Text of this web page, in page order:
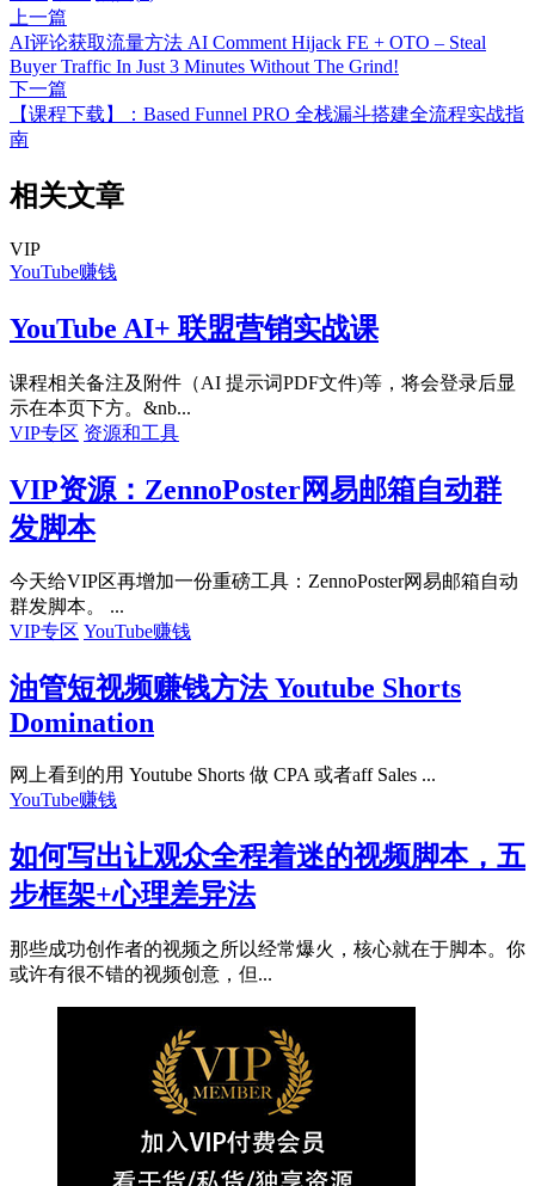
上一篇
AI评论获取流量方法 AI Comment Hijack FE + OTO – Steal
Buyer Traffic In Just 3 Minutes Without The Grind!
下一篇
【课程下载】：Based Funnel PRO 全栈漏斗搭建全流程实战指
南
相关文章
VIP
YouTube赚钱
YouTube AI+ 联盟营销实战课
课程相关备注及附件（AI 提示词PDF文件)等，将会登录后显
示在本页下方。&nb...
VIP专区 资源和工具
VIP资源：ZennoPoster网易邮箱自动群
发脚本
今天给VIP区再增加一份重磅工具：ZennoPoster网易邮箱自动
群发脚本。 ...
VIP专区 YouTube赚钱
油管短视频赚钱方法 Youtube Shorts
Domination
网上看到的用 Youtube Shorts 做 CPA 或者aff Sales ...
YouTube赚钱
如何写出让观众全程着迷的视频脚本，五
步框架+心理差异法
那些成功创作者的视频之所以经常爆火，核心就在于脚本。你
或许有很不错的视频创意，但...